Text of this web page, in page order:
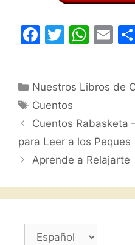
F
e
b
o
o
k
T
er
W
s
p
p
E
l
Categorías
Nuestros Libros de
Etiquetas
Cuentos
Cuentos Rabasketa
para Leer a los Peques
Aprende a Relajarte
Elegir